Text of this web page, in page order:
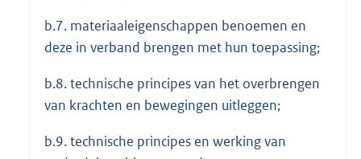
b.7. materiaaleigenschappen benoemen en
deze in verband brengen met hun toepassing;
b.8. technische principes van het overbrengen
van krachten en bewegingen uitleggen;
b.9. technische principes en werking van